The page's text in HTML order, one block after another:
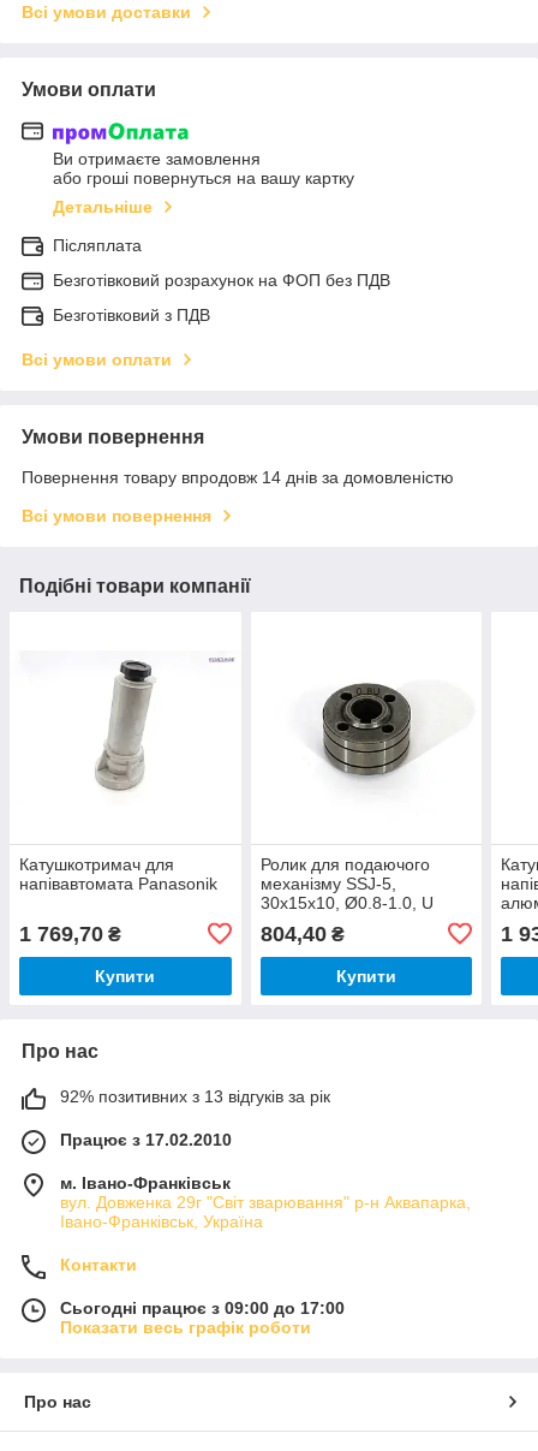
Всі умови доставки
Умови оплати
Ви отримаєте замовлення
або гроші повернуться на вашу картку
Детальніше
Післяплата
Безготівковий розрахунок на ФОП без ПДВ
Безготівковий з ПДВ
Всі умови оплати
Умови повернення
Повернення товару впродовж 14 днів за домовленістю
Всі умови повернення
Подібні товари компанії
Катушкотримач для
напівавтомата Panasonik
1 769,70 ₴
Купити
Ролик для подаючого
механізму SSJ-5,
30х15х10, Ø0.8-1.0, U
804,40₴
Купити
1
Про нас
92% позитивних з 13 відгуків за рік
Працює з 17.02.2010
м. Івано-Франківськ
вул. Довженка 29г "Світ зварювання" р-н Аквапарка,
Івано-Франківськ, Україна
Контакти
Сьогодні працює з 09:00 до 17:00
Показати весь графік роботи
Про нас